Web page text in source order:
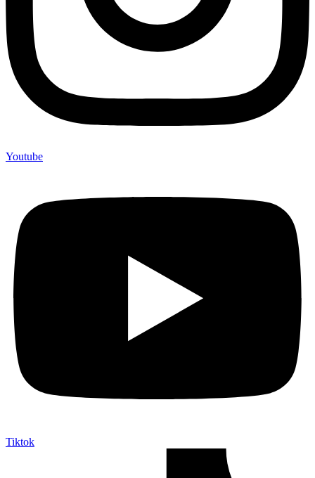
Youtube
Tiktok